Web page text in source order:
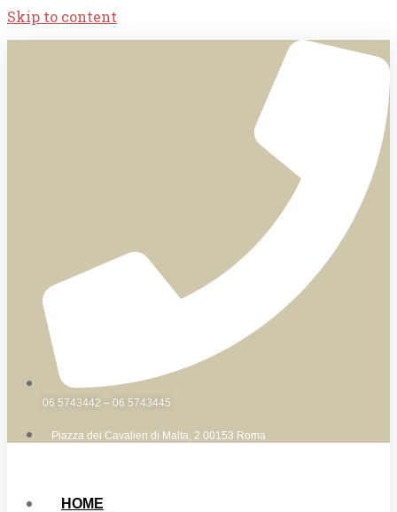
Skip to content
06 5743442 – 06 5743445
Piazza dei Cavalieri di Malta, 2 00153 Roma
HOME